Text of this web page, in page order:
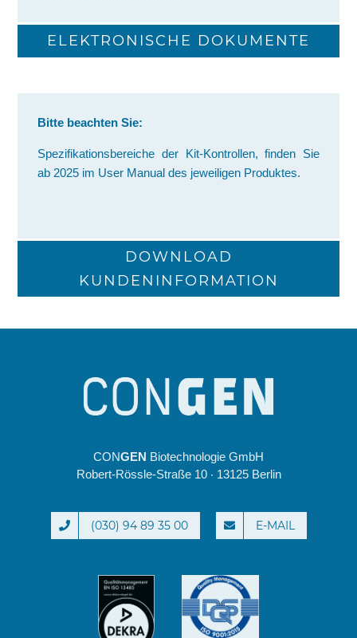
ELEKTRONISCHE DOKUMENTE
Bitte beachten Sie:
Spezifikationsbereiche der Kit-Kontrollen, finden Sie
ab 2025 im User Manual des jeweiligen Produktes.
DOWNLOAD
KUNDENINFORMATION
CONGEN Biotechnologie GmbH
Robert-Rössle-Straße 10 · 13125 Berlin
(030) 94 89 35 00 E-MAIL